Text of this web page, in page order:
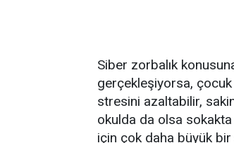
Siber zorbalık
gerçekleşiyorsa, çocuk
stresini azaltabilir,
okulda da olsa
için çok daha büyük bir